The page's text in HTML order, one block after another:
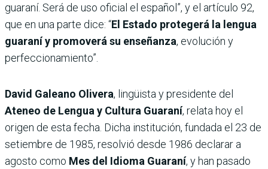
guaraní. Será de uso oficial el español”, y el artículo 92,
que en una parte dice: “El Estado protegerá la lengua
guaraní y promoverá su enseñanza, evolución y
perfeccionamiento”.
David Galeano Olivera, lingüista y presidente del
Ateneo de Lengua y Cultura Guaraní, relata hoy el
origen de esta fecha. Dicha institución, fundada el 23 de
setiembre de 1985, resolvió desde 1986 declarar a
agosto como Mes del Idioma Guaraní, y han pasado